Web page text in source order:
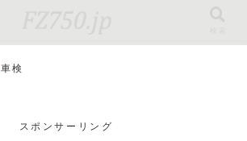
車検
スポンサーリング